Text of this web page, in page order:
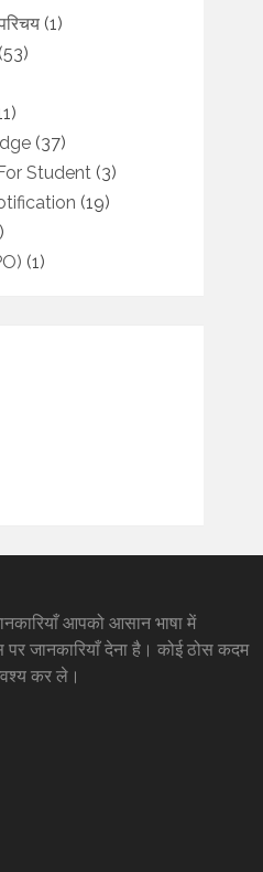
(1)
(53)
(37)
Student (3)
(19)
(1)
आपको आसान भाषा में
जानकारियाँ देना है। कोई ठोस कदम
कर ले।